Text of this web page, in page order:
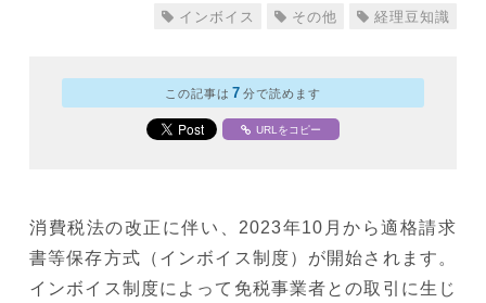
インボイス その他 経理豆知識
この記事は 7 分で読めます
URLをコピー
消費税法の改正に伴い、2023年10月から適格請求
書等保存方式（インボイス制度）が開始されます。
インボイス制度によって免税事業者との取引に生じ